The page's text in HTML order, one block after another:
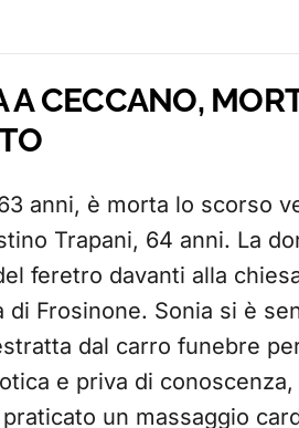
A CECCANO,
anni, è morta lo scorso
Trapani, 64 anni. La
feretro davanti alla
di Frosinone. Sonia si è
dal carro funebre
e priva di
un massaggio